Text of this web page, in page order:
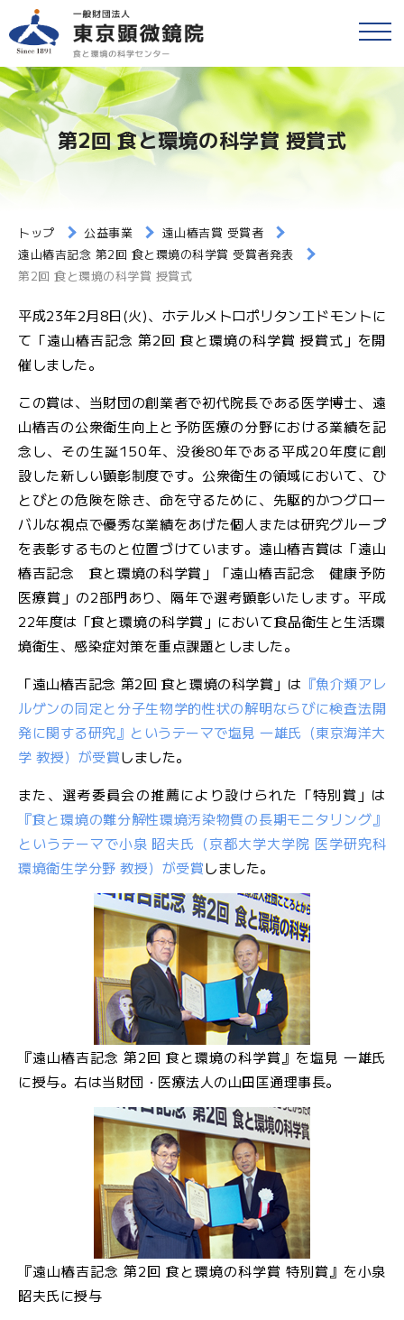
各種検査・サービス
戻る
食品等の検査
検便(腸内細菌検査)
簡易専用水道検査
各種検査窓口のご案内
衛生検査とHACCP
環境検査
研修・セミナー
JFS規格の監査・取得支援
各検査のご依頼用紙
財団情報
アクセス
採用情報
食と環境のコラム
検
査
窓
口
の
ご
案
内
検
依
頼
書
文
字
サ
小 中 大
い
合
ガ
ジ
ン
第2回 食と環境の科学賞 授賞式
トップ 公益事業
遠山椿吉賞 受賞者
遠山椿吉記念 第2回 食と環境の科学賞 受賞者発表
第2回 食と環境の科学賞 授賞式
平成23年2月8日(火)、ホテルメトロポリタンエドモントに
て「遠山椿吉記念 第2回 食と環境の科学賞 授賞式」を開
催しました。
この賞は、当財団の創業者で初代院長である医学博士、遠
山椿吉の公衆衛生向上と予防医療の分野における業績を記
念し、その生誕150年、没後80年である平成20年度に創
設した新しい顕彰制度です。公衆衛生の領域において、ひ
とびとの危険を除き、命を守るために、先駆的かつグロー
バルな視点で優秀な業績をあげた個人または研究グループ
を表彰するものと位置づけています。遠山椿吉賞は「遠山
椿吉記念 食と環境の科学賞」「遠山椿吉記念 健康予防
医療賞」の2部門あり、隔年で選考顕彰いたします。平成
22年度は「食と環境の科学賞」において食品衛生と生活環
境衛生、感染症対策を重点課題としました。
「遠山椿吉記念 第2回 食と環境の科学賞」は 『魚介類アレ
ルゲンの同定と分子生物学的性状の解明ならびに検査法開
発に関する研究』というテーマで塩見 一雄氏（東京海洋大
学 教授）が受賞しました。
また、選考委員会の推薦により設けられた「特別賞」は
『食と環境の難分解性環境汚染物質の長期モニタリング』
というテーマで小泉 昭夫氏（京都大学大学院 医学研究科
環境衛生学分野 教授）が受賞しました。
『遠山椿吉記念 第2回 食と環境の科学賞』を塩見 一雄氏
に授与。右は当財団・医療法人の山田匡通理事長。
『遠山椿吉記念 第2回 食と環境の科学賞 特別賞』を小泉
昭夫氏に授与